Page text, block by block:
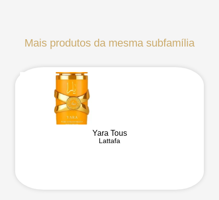
Mais produtos da mesma subfamília
Yara Tous
Lattafa